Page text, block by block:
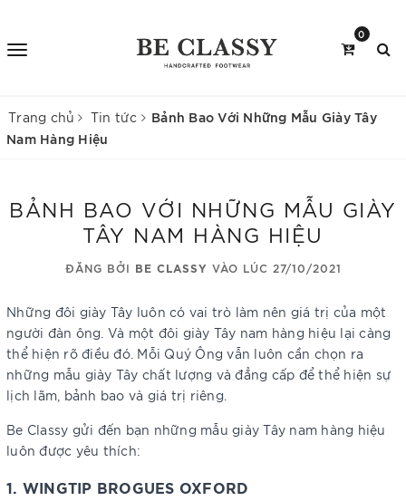
0
Trang chủ Tin tức
Bảnh Bao Với Những Mẫu Giày Tây
Nam Hàng Hiệu
BẢNH BAO VỚI NHỮNG MẪU GIÀY
TÂY NAM HÀNG HIỆU
ĐĂNG BỞI BE CLASSY VÀO LÚC 27/10/2021
Những đôi giày Tây luôn có vai trò làm nên giá trị của một
người đàn ông. Và một đôi giày Tây nam hàng hiệu lại càng
thể hiện rõ điều đó. Mỗi Quý Ông vẫn luôn cần chọn ra
những mẫu giày Tây chất lượng và đẳng cấp để thể hiện sự
lịch lãm, bảnh bao và giá trị riêng.
Be Classy gửi đến bạn những mẫu giày Tây nam hàng hiệu
luôn được yêu thích:
1. WINGTIP BROGUES OXFORD